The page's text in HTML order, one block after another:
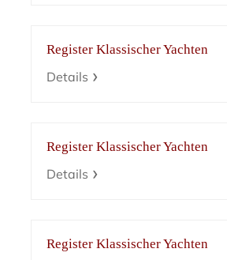
Register Klassischer Yachten
Details
Register Klassischer Yachten
Details
Register Klassischer Yachten